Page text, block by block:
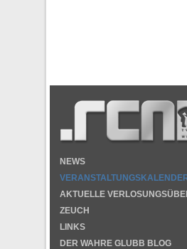
NEWS
AKTUELLE
ZEUCH
LINKS
DER WAHRE GLUBB BLOG